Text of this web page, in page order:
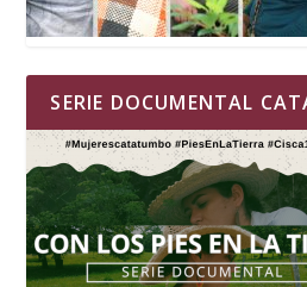
SERIE DOCUMENTAL